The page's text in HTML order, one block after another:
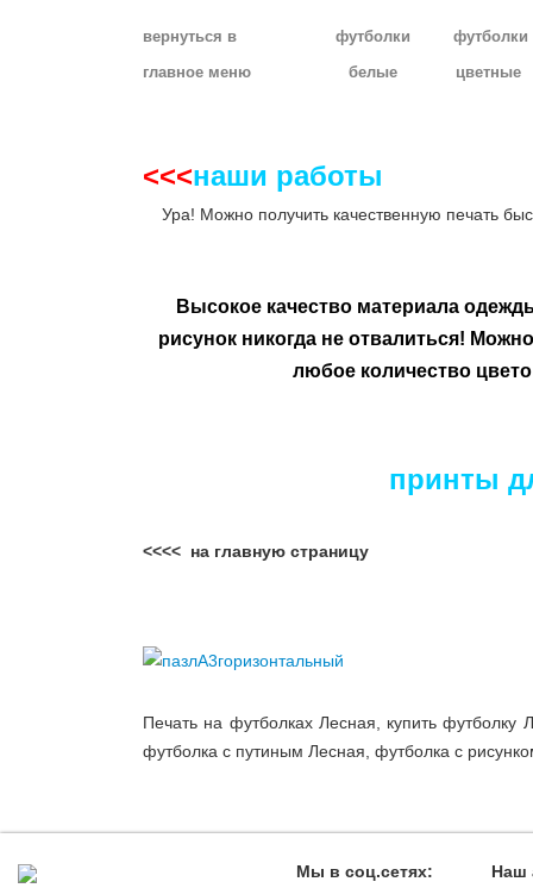
вернуться в
главное меню
футболки
белые
футболки
цветные
<<<наши работы
Ура! Можно получить качественную печать
Высокое качество материала
рисунок никогда не отвалиться!
любое количество
принты
<<<< на главную страницу
Печать на футболках Лесная, купить
футболка с путиным Лесная, футболка с
Мы в соц.сетях:
Наш